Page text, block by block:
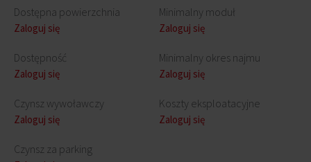
Dostępna powierzchnia
Zaloguj się
Dostępność
Zaloguj się
Czynsz wywoławczy
Zaloguj się
Czynsz za parking
Minimalny moduł
Zaloguj się
Minimalny okres najmu
Zaloguj się
Koszty eksploatacyjne
Zaloguj się